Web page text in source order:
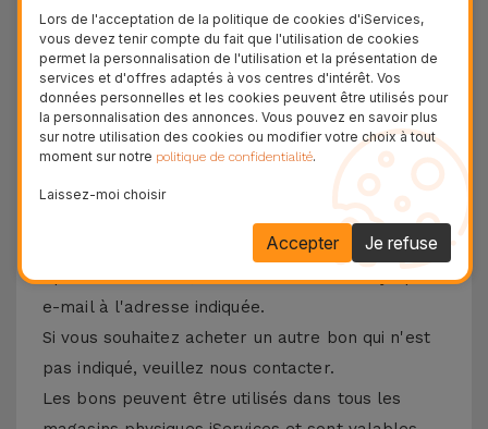
Livraison Gratuite
24H
Rencontre avec le chèque iServices
Les chèques iServices sont une manière originale
d'offrir le meilleur des iServices. Avec ces bons,
vous pouvez offrir des réparations, des
accessoires et des gadgets.
Après votre achat, le bon vous sera envoyé par
e-mail à l'adresse indiquée.
Si vous souhaitez acheter un autre bon qui n'est
pas indiqué, veuillez nous contacter.
Les bons peuvent être utilisés dans tous les
Lors de l'acceptation de la politique de cookies d'iServices,
vous devez tenir compte du fait que l'utilisation de cookies
permet la personnalisation de l'utilisation et la présentation de
services et d'offres adaptés à vos centres d'intérêt. Vos
données personnelles et les cookies peuvent être utilisés pour
la personnalisation des annonces. Vous pouvez en savoir plus
sur notre utilisation des cookies ou modifier votre choix à tout
moment sur notre politique de confidentialité.
Laissez-moi choisir
Je refuse
Accepter